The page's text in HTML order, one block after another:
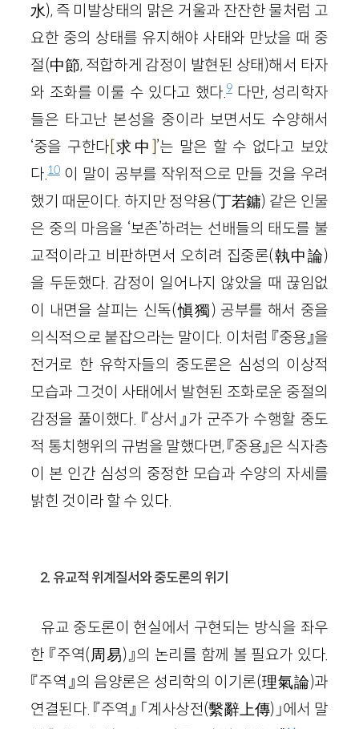
水), 즉 미발상태의 맑은 거울과 잔잔한 물처럼 고
요한 중의 상태를 유지해야 사태와 만났을 때 중
절(中節, 적합하게 감정이 발현된 상태)해서 타자
와 조화를 이룰 수 있다고 했다.9다만, 성리학자
들은 타고난 본성을 중이라 보면서도 수양해서
‘중을 구한다 求中 ’는 말은 할 수 없다고 보았
다.10이 말이 공부를 작위적으로 만들 것을 우려
했기 때문이다. 하지만 정약용(丁若鏞) 같은 인물
은 중의 마음을 ‘보존’하려는 선배들의 태도를 불
교적이라고 비판하면서 오히려 집중론(執中論)
을 두둔했다. 감정이 일어나지 않았을 때 끊임없
이 내면을 살피는 신독(愼獨) 공부를 해서 중을
의식적으로 붙잡으라는 말이다. 이처럼 『중용』을
전거로 한 유학자들의 중도론은 심성의 이상적
모습과 그것이 사태에서 발현된 조화로운 중절의
감정을 풀이했다. 『상서』가 군주가 수행할 중도
적 통치행위의 규범을 말했다면, 『중용』은 식자층
이 본 인간 심성의 중정한 모습과 수양의 자세를
밝힌 것이라 할 수 있다.
2. 유교적 위계질서와 중도론의 위기
유교 중도론이 현실에서 구현되는 방식을 좌우
한 『주역(周易)』의 논리를 함께 볼 필요가 있다.
『주역』의 음양론은 성리학의 이기론(理氣論)과
연결된다. 『주역』 「계사상전(繫辭上傳)」에서 말